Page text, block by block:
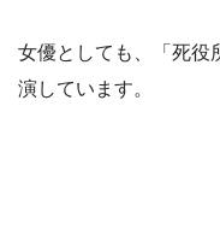
女優としても、「死役
演しています。